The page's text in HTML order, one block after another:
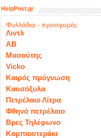
HelpPost.gr
Φυλλάδια - προσφορές
Λιντλ
ΑΒ
Μασούτης
Vicko
Καιρός πρόγνωση
Καυσόξυλα
Πετρέλαιο Λίτρα
Φθηνό πετρέλαιο
Βρες Τηλέφωνο
Κομπιουτεράκι